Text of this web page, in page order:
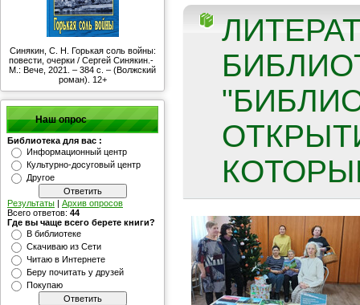
Синякин, С. Н. Горькая соль войны:
повести, очерки / Сергей Синякин.-
М.: Вече, 2021. – 384 с. – (Волжский
роман). 12+
Наш опрос
Библиотека для вас :
Информационный центр
Культурно-досуговый центр
Другое
Результаты | Архив опросов
Всего ответов: 44
Где вы чаще всего берете книги?
В библиотеке
Скачиваю из Сети
Читаю в Интернете
Беру почитать у друзей
Покупаю